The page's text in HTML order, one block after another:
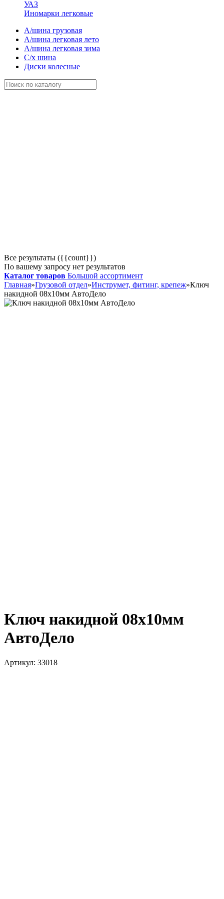
УАЗ
Иномарки легковые
А/шина грузовая
А/шина легковая лето
А/шина легковая зима
С/х шина
Диски колесные
Все результаты ({{count}})
По вашему запросу нет результатов
Каталог товаров Большой ассортимент
Главная»Грузовой отдел»Инструмет, фитинг, крепеж»Ключ
накидной 08х10мм АвтоДело
Ключ накидной 08х10мм
АвтоДело
Артикул: 33018